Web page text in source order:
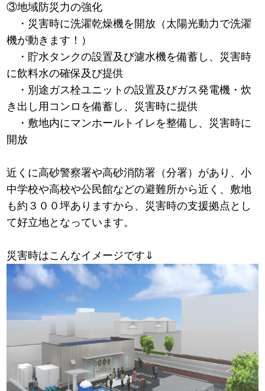
③地域防災力の強化
・災害時に洗濯乾燥機を開放（太陽光動力で洗濯
機が動きます！）
・貯水タンクの設置及び濾水機を備蓄し、災害時
に飲料水の確保及び提供
・別途ガス栓ユニットの設置及びガス発電機・炊
き出し用コンロを備蓄し、災害時に提供
・敷地内にマンホールトイレを整備し、災害時に
開放
近くに高砂警察署や高砂消防署（分署）があり、小
中学校や高校や公民館などの避難所から近く、敷地
も約３００坪ありますから、災害時の支援拠点とし
て好立地となっています。
災害時はこんなイメージです⇓